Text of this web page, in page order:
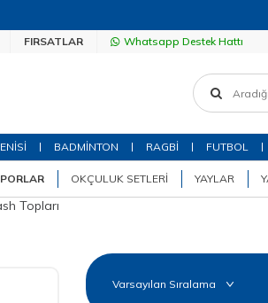
FIRSATLAR Whatsapp Destek Hattı
BADMİNTON RAGBİ FUTBOL
OKÇULUK SETLERI YAYLAR
Topları